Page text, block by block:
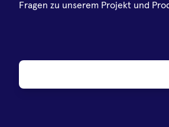
Fragen zu unserem Projekt und